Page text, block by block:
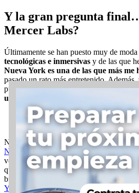
Y la gran pregunta
Mercer Labs?
Últimamente se han puesto muy de
tecnológicas e inmersivas y de las que
Nueva York es una de las que más me
pasado un rato más entretenido.
puedescomprar las entradas con
una visita muy recomendable que
Mercer Labs New York ©Voy
No podría decirte que es uno de los
Nueva York, sobre todo si es tu primer
ver y hacer. Pero si tienes tiempo
quieres ver cosas diferentes, visitar
buena experienciay tienes muchas más en
York Lovers.